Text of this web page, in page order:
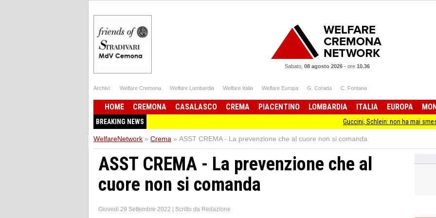
Sabato, 08 agosto 2026- ore 10.36
Archivi: Welfare Cremona Welfare Lombardia Welfare Italia Welfare Europa G. Corada C. Fontana
HOME CREMONA CASALASCO CREMA PIACENTINO LOMBARDIA ITALIA EUROPA
BREAKING NEWS Guccini, Schlein: non ha mai
WelfareNetwork » Crema » ASST CREMA - La prevenzione che al cuore non si comanda
ASST CREMA - La prevenzione che al
cuore non si comanda
Giovedì 29 Settembre 2022 | Scritto da Redazione